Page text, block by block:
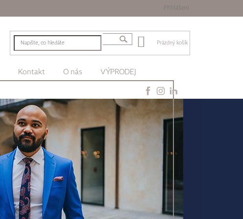
Přihlášení
Prázdný košík
Kontakt O nás VÝPRODEJ